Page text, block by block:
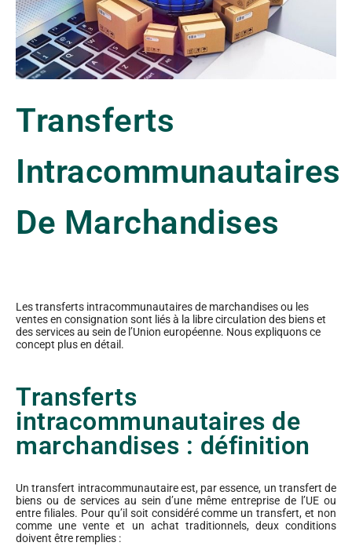
Transferts
Intracommunautaires
De Marchandises
Les transferts intracommunautaires de marchandises ou les
ventes en consignation sont liés à la libre circulation des biens et
des services au sein de l’Union européenne. Nous expliquons ce
concept plus en détail.
Transferts
intracommunautaires de
marchandises : définition
Un transfert intracommunautaire est, par essence, un transfert de
biens ou de services au sein d’une même entreprise de l’UE ou
entre filiales. Pour qu’il soit considéré comme un transfert, et non
comme une vente et un achat traditionnels, deux conditions
doivent être remplies :